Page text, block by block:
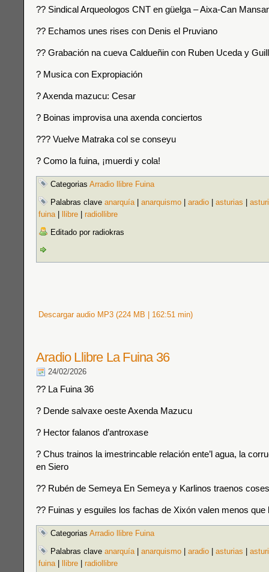
?? Sindical Arqueologos CNT en güelga – Aixa-Can
?? Echamos unes rises con Denis el Pruviano
?? Grabación na cueva Caldueñin con Ruben Uceda y
? Musica con Expropiación
? Axenda mazucu: Cesar
? Boinas improvisa una axenda conciertos
??‍? Vuelve Matraka col se conseyu
? Como la fuina, ¡muerdi y cola!
Categorias Arradio llibre Fuina
Palabras clave anarquía| anarquismo aradio asturias
fuina| llibre
radiollibre
Editado por radiokras
Descargar audio MP3 (224 MB | 162:51 min)
Aradio Llibre La Fuina 36
24/02/2026
?? La Fuina 36
? Dende salvaxe oeste Axenda Mazucu
? Hector falanos d’antroxase
? Chus trainos la imestrincable relación ente’l agua, la
en Siero
?? Rubén de Semeya En Semeya y Karlinos traenos
?? Fuinas y esguiles los fachas de Xixón valen menos que
Categorias Arradio llibre Fuina
Palabras clave anarquía| anarquismo aradio asturias
fuina| llibre radiollibre